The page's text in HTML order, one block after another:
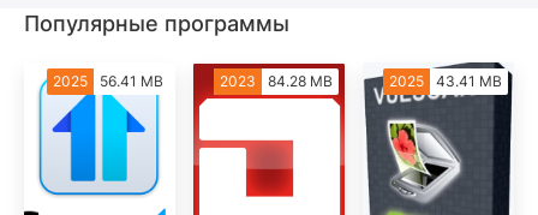
Популярные программы
2025 56.41 MB 2023 84.28 MB 2025 43.41 MB